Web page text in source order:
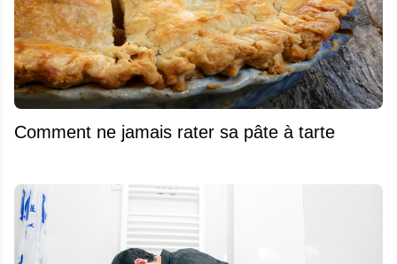
Comment ne jamais rater sa pâte à tarte